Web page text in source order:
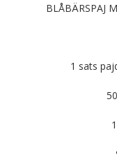
BLÅBÄRSPAJ
1 sats